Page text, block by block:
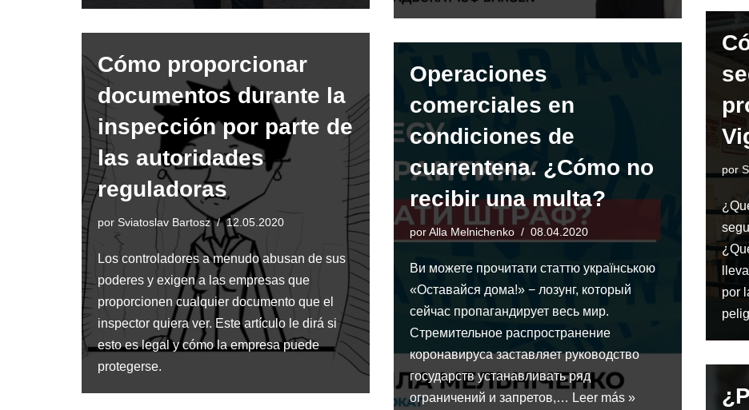
por
por
Cómo proporcionar
documentos durante la
inspección por parte de
las autoridades
reguladoras
por Sviatoslav Bartosz 12.05.2020
Los controladores a menudo abusan de sus
poderes y exigen a las empresas que
proporcionen cualquier documento que el
inspector quiera ver. Este artículo le dirá si
esto es legal y cómo la empresa puede
protegerse.
Operaciones
comerciales en
condiciones de
cuarentena. ¿Cómo no
recibir una multa?
porAlla Melnichenko 08.04.2020
Ви можете прочитати статтю українською
«Оставайся дома!» − лозунг, который
сейчас пропагандирует весь мир.
Стремительное распространение
коронавируса заставляет руководство
государств устанавливать ряд
ограничений и запретов,… Leer más »